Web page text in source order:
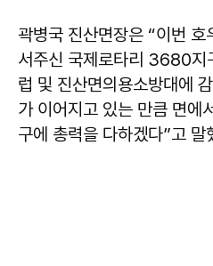
곽병국 진산면장은 “이번
서주신 국제로타리 3680지
럽 및 진산면의용소방대에
가 이어지고 있는 만큼 면에
구에 총력을 다하겠다”고 말